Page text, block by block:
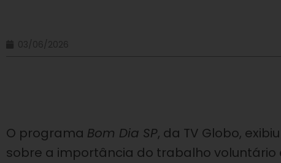
03/06/2026
O programa Bom Dia SP, da TV Globo,
sobre a importância do trabalho